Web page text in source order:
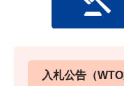
入札公告（WTO